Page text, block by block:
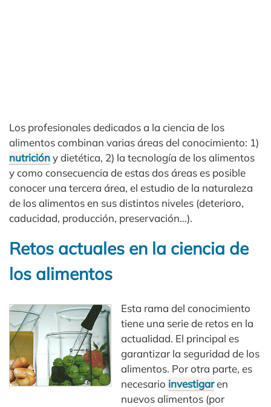
Los profesionales dedicados a la ciencia de los
alimentos combinan varias áreas del conocimiento: 1)
nutricióny dietética, 2) la tecnología de los alimentos
y como consecuencia de estas dos áreas es posible
conocer una tercera área, el estudio de la naturaleza
de los alimentos en sus distintos niveles (deterioro,
caducidad, producción, preservación…).
Retos actuales en la ciencia de
los alimentos
Esta rama del conocimiento
tiene una serie de retos en la
actualidad. El principal es
garantizar la seguridad de los
alimentos. Por otra parte, es
necesario investigaren
nuevos alimentos (por